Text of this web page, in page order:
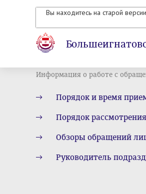
Вы находитесь на старой
Информация о работе с
Порядок и время
Порядок
Обзоры обращений
Руководитель